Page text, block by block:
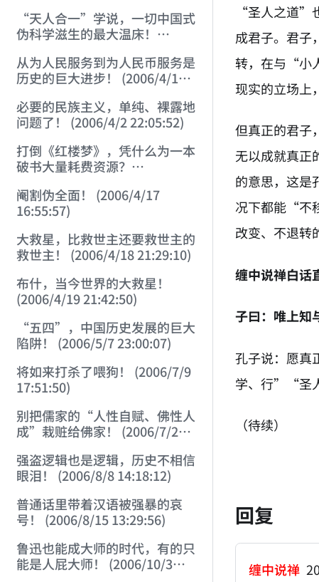
“天人合一”学说，一切中国式
伪科学滋生的最大温床！
从为人民服务到为人民币服务是
历史的巨大进步！ (2006/4/1
必要的民族主义，单纯、裸露地
问题了！ (2006/4/2 22:05:52)
打倒《红楼梦》，凭什么为一本
破书大量耗费资源？
阉割伪全面！ (2006/4/17
16:55:57)
大救星，比救世主还要救世主的
救世主！ (2006/4/18 21:29:10)
布什，当今世界的大救星！
(2006/4/19 21:42:50)
“五四”，中国历史发展的巨大
陷阱！ (2006/5/7 23:00:07)
将如来打杀了喂狗！ (2006/7/9
17:51:50)
别把儒家的“人性自赋、佛性人
成”栽赃给佛家！ (2006/7/26
强盗逻辑也是逻辑，历史不相信
眼泪！ (2006/8/8 14:18:12)
普通话里带着汉语被强暴的哀
号！ (2006/8/15 13:29:56)
鲁迅也能成大师的时代，有的只
能是人屁大师！ (2006/10/3
“圣人之道”
成君子。君
转，在与“小
现实的立场
但真正的君子
无以成就真
的意思，这是
况下都能“不
改变、不退转
缠中说禅白话
子曰：唯上知
孔子说：愿
学、行”“圣
（待续）
回复
缠中说禅